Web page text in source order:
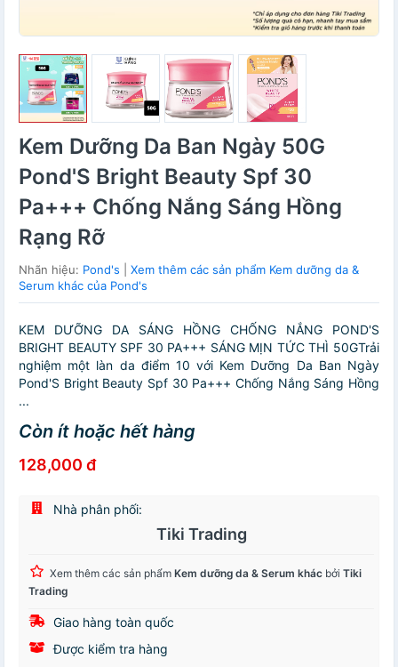
Kem Dưỡng Da Ban Ngày 50G
Pond'S Bright Beauty Spf 30
Pa+++ Chống Nắng Sáng Hồng
Rạng Rỡ
Nhãn hiệu: Pond's
Xem thêm các sản phẩm Kem dưỡng da &
Serum khác của Pond's
KEM DƯỠNG DA SÁNG HỒNG CHỐNG NẮNG POND'S
BRIGHT BEAUTY SPF 30 PA+++ SÁNG MỊN TỨC THÌ 50GTrải
nghiệm một làn da điểm 10 với Kem Dưỡng Da Ban Ngày
Pond'S Bright Beauty Spf 30 Pa+++ Chống Nắng Sáng Hồng
...
Còn ít hoặc hết hàng
128,000 đ
Nhà phân phối:
Tiki Trading
Xem thêm các sản phẩm Kem dưỡng da & Serum khác bởi Tiki
Trading
Giao hàng toàn quốc
Được kiểm tra hàng